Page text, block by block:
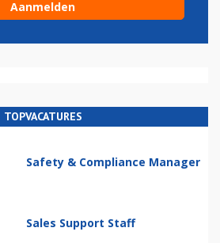
TOPVACATURES
Safety & Compliance Manager
Sales Support Staff